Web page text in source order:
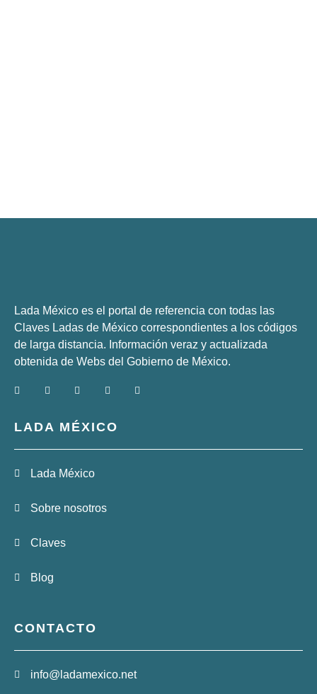
Lada México es el portal de referencia con todas las
Claves Ladas de México correspondientes a los códigos
de larga distancia. Información veraz y actualizada
obtenida de Webs del Gobierno de México.
LADA MÉXICO
Lada México
Sobre nosotros
Claves
Blog
CONTACTO
info@ladamexico.net